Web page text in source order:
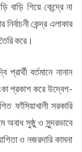
বাড়ি গিয়ে কেন্দ্রে না
কেন্দ্র এলাকার
করে।
বর্তমানে নানান
প্রকাশ করে উদ্বেগ-
ফাঁসিয়াখালী সরকারি
অবাধ সুষ্ঠু ও সুন্দরভাবে
ও নজরদারি কামনা